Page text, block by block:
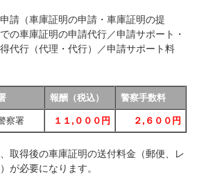
請（車庫証明の申請・車庫証明の提
の車庫証明の申請代行／申請サポート・
代行（代理・代行）／申請サポート料
報酬（税込） 警察手数料
察署 １１,０００円 ２,６００円
取得後の車庫証明の送付料金（郵便、レ
が必要になります。